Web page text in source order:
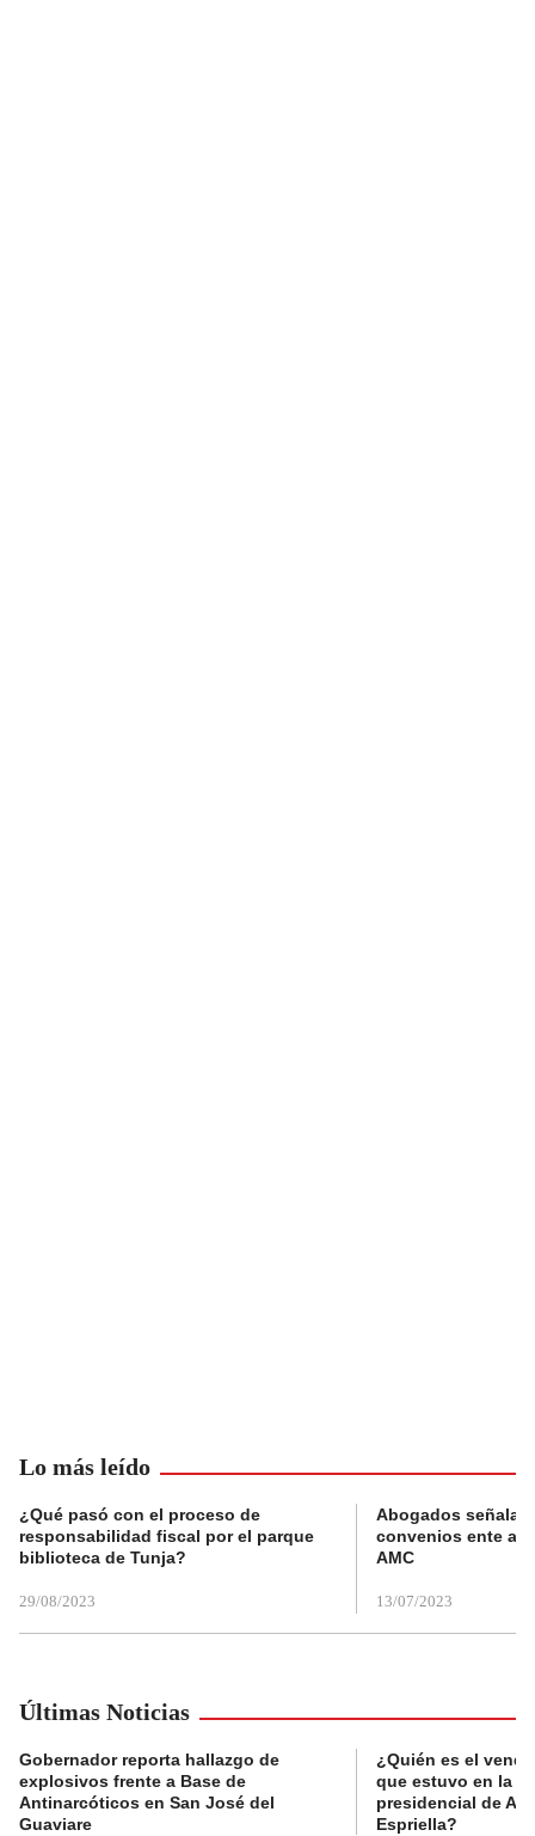
Lo más leído
¿Qué pasó con el proceso de
responsabilidad fiscal por el parque
biblioteca de Tunja?
29/08/2023
Abogados
convenios ente
AMC
13/07/2023
Últimas Noticias
Gobernador reporta hallazgo de
explosivos frente a Base de
Antinarcóticos en San José del
Guaviare
¿Quién es el
que estuvo en la
presidencial de
Espriella?